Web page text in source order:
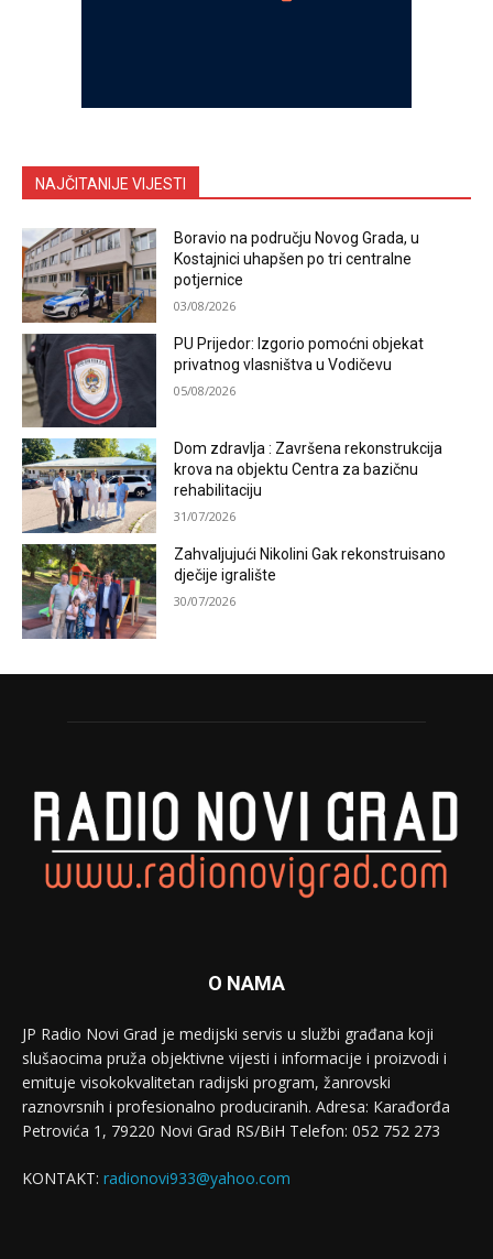
NAJČITANIJE VIJESTI
Boravio na području Novog Grada, u
Kostajnici uhapšen po tri centralne
potjernice
03/08/2026
PU Prijedor: Izgorio pomoćni objekat
privatnog vlasništva u Vodičevu
05/08/2026
Dom zdravlja : Završena rekonstrukcija
krova na objektu Centra za bazičnu
rehabilitaciju
31/07/2026
Zahvaljujući Nikolini Gak rekonstruisano
dječije igralište
30/07/2026
O NAMA
JP Radio Novi Grad je medijski servis u službi građana koji
slušaocima pruža objektivne vijesti i informacije i proizvodi i
emituje visokokvalitetan radijski program, žanrovski
raznovrsnih i profesionalno produciranih. Adresa: Кarađorđa
Petrovića 1, 79220 Novi Grad RS/BiH Telefon: 052 752 273
KONTAKT: radionovi933@yahoo.com